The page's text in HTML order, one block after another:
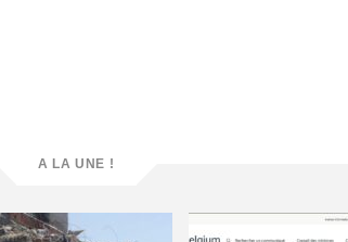
A LA UNE !